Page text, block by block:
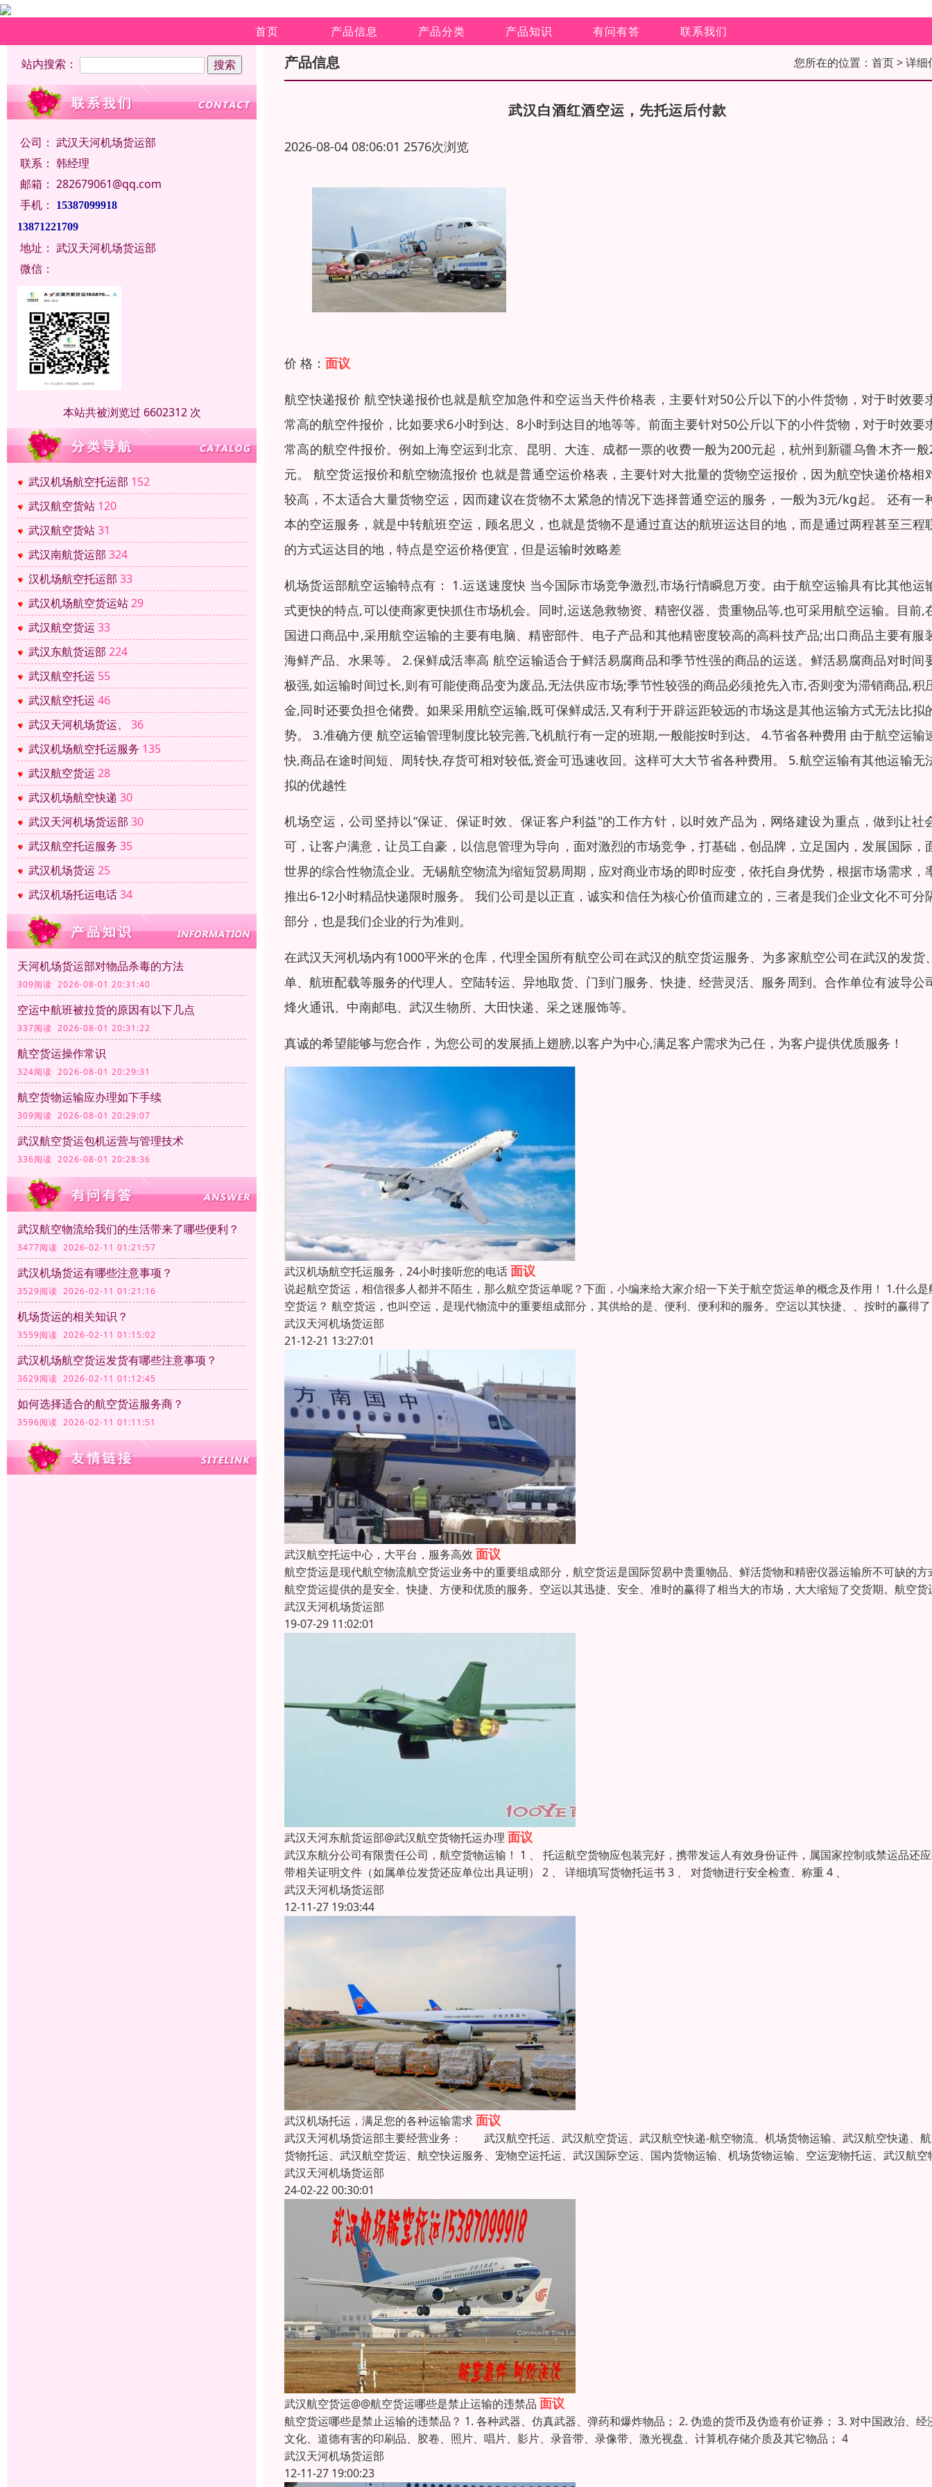
首页 产品信息 产品分类 产品知识 有问有答 联系我们
站内搜索：
公司： 武汉天河机场货运部
联系： 韩经理
邮箱： 282679061@qq.com
手机：
15387099918
13871221709
地址： 武汉天河机场货运部
微信：
本站共被浏览过 6602312 次
武汉机场航空托运部 152
武汉航空货站 120
武汉航空货站31
武汉南航货运部 324
汉机场航空托运部 33
武汉机场航空货运站29
武汉航空货运 33
武汉东航货运部 224
武汉航空托运 55
武汉航空托运 46
武汉天河机场货运、
36
武汉机场航空托运服务 135
武汉航空货运 28
武汉机场航空快递 30
武汉天河机场货运部 30
武汉航空托运服务 35
武汉机场货运 25
武汉机场托运电话34
天河机场货运部对物品杀毒的方法
309阅读 2026-08-01 20:31:40
空运中航班被拉货的原因有以下几点
337阅读 2026-08-01 20:31:22
航空货运操作常识
324阅读 2026-08-01 20:29:31
航空货物运输应办理如下手续
309阅读 2026-08-01 20:29:07
武汉航空货运包机运营与管理技术
336阅读 2026-08-01 20:28:36
武汉航空物流给我们的生活带来了哪些便利？
3477阅读 2026-02-11 01:21:57
武汉机场货运有哪些注意事项？
3529阅读 2026-02-11 01:21:16
机场货运的相关知识？
3559阅读 2026-02-11 01:15:02
武汉机场航空货运发货有哪些注意事项？
3629阅读 2026-02-11 01:12:45
如何选择适合的航空货运服务商？
3596阅读 2026-02-11 01:11:51
产品信息 您所在的位置： 首页> 详细
武汉白酒红酒空运，先托运后付款
2026-08-04 08:06:01 2576次浏览
价 格： 面议
航空快递报价 航空快递报价也就是航空加急件和空运当天件价格表，主要针对50公斤以下的小件货物，对于时效要
常高的航空件报价，比如要求6小时到达、8小时到达目的地等等。前面主要针对50公斤以下的小件货物，对于时效要
常高的航空件报价。例如上海空运到北京、昆明、大连、成都一票的收费一般为200元起，杭州到新疆乌鲁木齐一般
元。 航空货运报价和航空物流报价 也就是普通空运价格表，主要针对大批量的货物空运报价，因为航空快递价格相
较高，不太适合大量货物空运，因而建议在货物不太紧急的情况下选择普通空运的服务，一般为3元/kg起。 还有一
本的空运服务，就是中转航班空运，顾名思义，也就是货物不是通过直达的航班运达目的地，而是通过两程甚至三程
的方式运达目的地，特点是空运价格便宜，但是运输时效略差
机场货运部航空运输特点有： 1.运送速度快 当今国际市场竞争激烈,市场行情瞬息万变。由于航空运输具有比其他运
式更快的特点,可以使商家更快抓住市场机会。同时,运送急救物资、精密仪器、贵重物品等,也可采用航空运输。目前,
国进口商品中,采用航空运输的主要有电脑、精密部件、电子产品和其他精密度较高的高科技产品;出口商品主要有服
海鲜产品、水果等。 2.保鲜成活率高 航空运输适合于鲜活易腐商品和季节性强的商品的运送。鲜活易腐商品对时间
极强,如运输时间过长,则有可能使商品变为废品,无法供应市场;季节性较强的商品必须抢先入市,否则变为滞销商品,积
金,同时还要负担仓储费。如果采用航空运输,既可保鲜成活,又有利于开辟运距较远的市场这是其他运输方式无法比拟
势。 3.准确方便 航空运输管理制度比较完善,飞机航行有一定的班期,一般能按时到达。 4.节省各种费用 由于航空运输
快,商品在途时间短、周转快,存货可相对较低,资金可迅速收回。这样可大大节省各种费用。 5.航空运输有其他运输无
拟的优越性
机场空运，公司坚持以“保证、保证时效、保证客户利益"的工作方针，以时效产品为，网络建设为重点，做到让社
可，让客户满意，让员工自豪，以信息管理为导向，面对激烈的市场竞争，打基础，创品牌，立足国内，发展国际，
世界的综合性物流企业。无锡航空物流为缩短贸易周期，应对商业市场的即时应变，依托自身优势，根据市场需求，
推出6-12小时精品快递限时服务。 我们公司是以正直，诚实和信任为核心价值而建立的，三者是我们企业文化不可分
部分，也是我们企业的行为准则。
在武汉天河机场内有1000平米的仓库，代理全国所有航空公司在武汉的航空货运服务、为多家航空公司在武汉的发货
单、航班配载等服务的代理人。空陆转运、异地取货、门到门服务、快捷、经营灵活、服务周到。合作单位有波导公
烽火通讯、中南邮电、武汉生物所、大田快递、采之迷服饰等。
真诚的希望能够与您合作，为您公司的发展插上翅膀,以客户为中心,满足客户需求为己任，为客户提供优质服务！
武汉机场航空托运服务，24小时接听您的电话面议
说起航空货运，相信很多人都并不陌生，那么航空货运单呢？下面，小编来给大家介绍一下关于航空货运单的概念及作用！ 1.什么是
空货运？ 航空货运，也叫空运，是现代物流中的重要组成部分，其供给的是、便利、便利和的服务。空运以其快捷、、按时的赢得了
武汉天河机场货运部
21-12-21 13:27:01
武汉航空托运中心，大平台，服务高效 面议
航空货运是现代航空物流航空货运业务中的重要组成部分，航空货运是国际贸易中贵重物品、鲜活货物和精密仪器运输所不可缺的方
航空货运提供的是安全、快捷、方便和优质的服务。空运以其迅捷、安全、准时的赢得了相当大的市场，大大缩短了交货期。航空货
武汉天河机场货运部
19-07-29 11:02:01
武汉天河东航货运部@武汉航空货物托运办理 面议
武汉东航分公司有限责任公司，航空货物运输！ 1 、 托运航空货物应包装完好，携带发运人有效身份证件，属国家控制或禁运品还
带相关证明文件（如属单位发货还应单位出具证明） 2 、 详细填写货物托运书 3 、 对货物进行安全检查、称重 4 、
武汉天河机场货运部
12-11-27 19:03:44
武汉机场托运，满足您的各种运输需求面议
武汉天河机场货运部主要经营业务： 武汉航空托运、武汉航空货运、武汉航空快递-航空物流、机场货物运输、武汉航空快递、
货物托运、武汉航空货运、航空快运服务、宠物空运托运、武汉国际空运、国内货物运输、机场货物运输、空运宠物托运、武汉航空
武汉天河机场货运部
24-02-22 00:30:01
武汉航空货运@@航空货运哪些是禁止运输的违禁品 面议
航空货运哪些是禁止运输的违禁品？ 1. 各种武器、仿真武器、弹药和爆炸物品； 2. 伪造的货币及伪造有价证券； 3. 对中国政治、经
文化、道德有害的印刷品、胶卷、照片、唱片、影片、录音带、录像带、激光视盘、计算机存储介质及其它物品； 4
武汉天河机场货运部
12-11-27 19:00:23